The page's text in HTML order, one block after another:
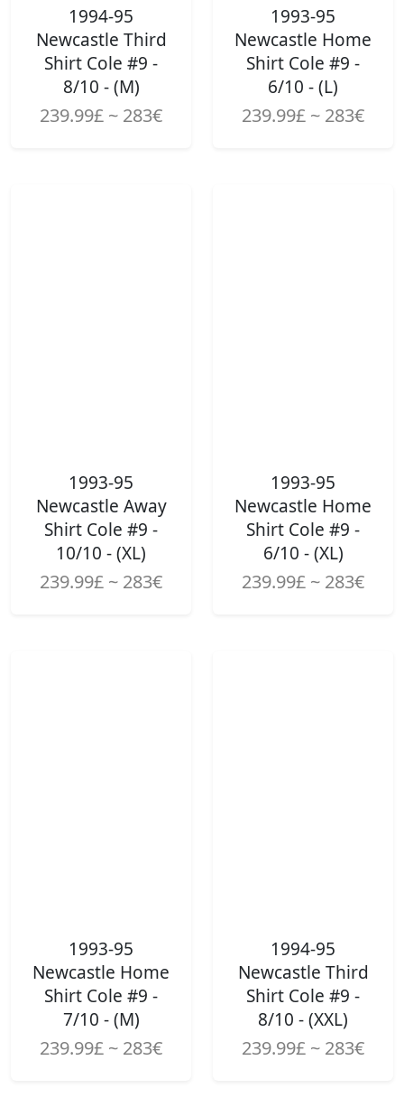
1994-95
Newcastle Third
Shirt Cole #9 -
8/10 - (M)
239.99£ ~ 283€
1993-95
Newcastle Home
Shirt Cole #9 -
6/10 - (L)
239.99£ ~ 283€
1993-95
Newcastle Away
Shirt Cole #9 -
10/10 - (XL)
239.99£ ~ 283€
1993-95
Newcastle Home
Shirt Cole #9 -
6/10 - (XL)
239.99£ ~ 283€
1993-95
Newcastle Home
Shirt Cole #9 -
7/10 - (M)
239.99£ ~ 283€
1994-95
Newcastle Third
Shirt Cole #9 -
8/10 - (XXL)
239.99£ ~ 283€